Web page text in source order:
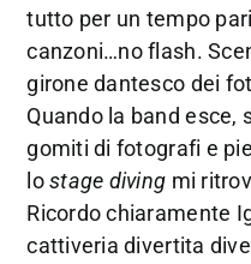
tutto per un tempo
canzoni…no flash.
girone dantesco dei
Quando la band esce,
gomiti di fotografi e
lostage diving mi
Ricordo chiaramente
cattiveria divertita